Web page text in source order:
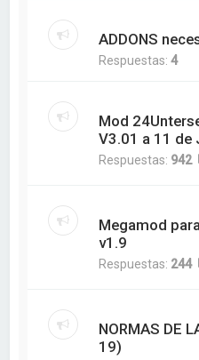
ADDONS
Respuestas:4
Mod
V3.01 a 11 de
Respuestas: 942
Megamod
v1.9
Respuestas: 244
NORMAS DE
19)